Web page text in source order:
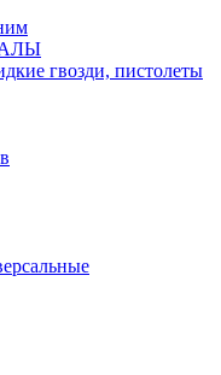
гвозди, пистолеты